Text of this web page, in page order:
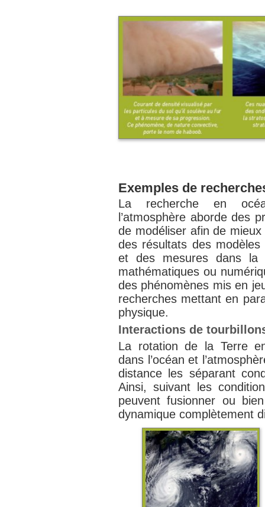
Exemples de
La recherche en
l’atmosphère aborde des
de modéliser afin de
des résultats des
et des mesures dans la
mathématiques ou
des phénomènes mis en
recherches mettant en
physique.
Interactions de
La rotation de la Terre
dans l’océan et
distance les séparant
Ainsi, suivant les
peuvent fusionner ou
dynamique complètement